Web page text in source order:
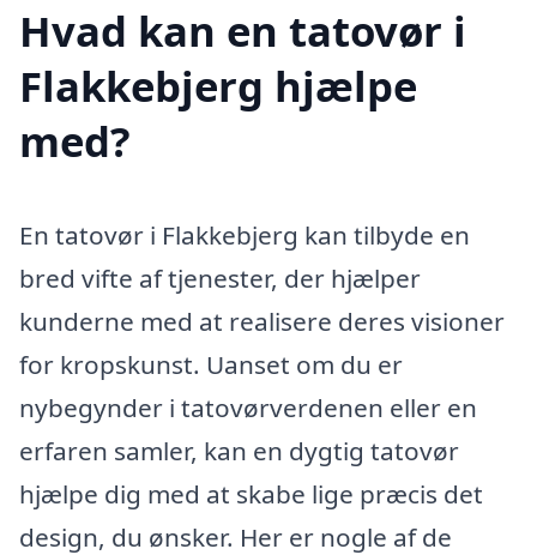
Hvad kan en tatovør i
Flakkebjerg hjælpe
med?
En tatovør i Flakkebjerg kan tilbyde en
bred vifte af tjenester, der hjælper
kunderne med at realisere deres visioner
for kropskunst. Uanset om du er
nybegynder i tatovørverdenen eller en
erfaren samler, kan en dygtig tatovør
hjælpe dig med at skabe lige præcis det
design, du ønsker. Her er nogle af de